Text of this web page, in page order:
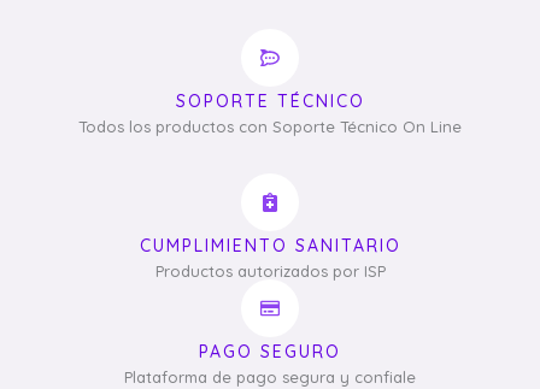
SOPORTE TÉCNICO
Todos los productos con Soporte Técnico On Line
CUMPLIMIENTO SANITARIO
Productos autorizados por ISP
PAGO SEGURO
Plataforma de pago segura y confiale